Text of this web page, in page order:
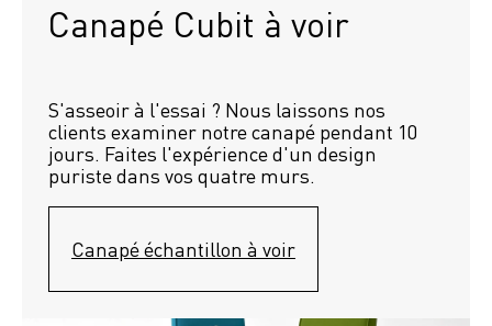
Canapé Cubit à voir
S'asseoir à l'essai ? Nous laissons nos
clients examiner notre canapé pendant 10
jours. Faites l'expérience d'un design
puriste dans vos quatre murs.
Canapé échantillon à voir